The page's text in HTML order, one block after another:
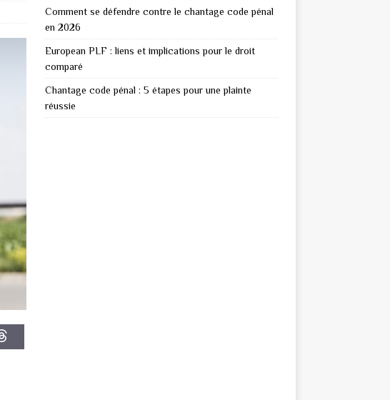
Comment se défendre contre le chantage code pénal
en 2026
European PLF : liens et implications pour le droit
comparé
Chantage code pénal : 5 étapes pour une plainte
réussie